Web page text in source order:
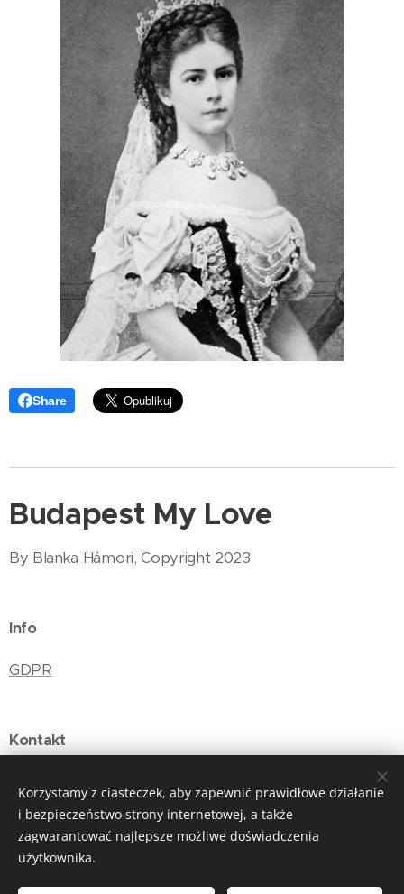
Share
Budapest My Love
By Blanka Hámori, Copyright 2023
Info
GDPR
Kontakt
Korzystamy z ciasteczek, aby zapewnić prawidłowe działanie
i bezpieczeństwo strony internetowej, a także
zagwarantować najlepsze możliwe doświadczenia
użytkownika.